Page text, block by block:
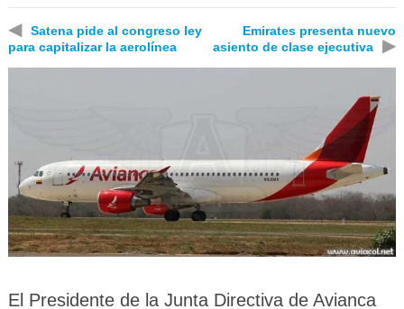
◀
Satena pide al congreso ley
para capitalizar la aerolínea
Emirates presenta nuevo
asiento de clase ejecutiva
▶
El Presidente de la Junta Directiva de Avianca